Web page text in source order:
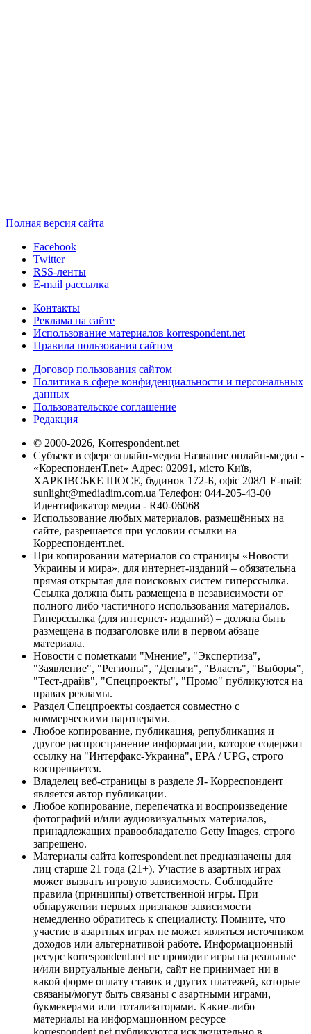
Полная версия сайта
Facebook
Twitter
RSS-ленты
E-mail рассылка
Контакты
Реклама на сайте
Использование материалов korrespondent.net
Правила пользования сайтом
Договор пользования сайтом
Политика в сфере конфиденциальности и персональных
данных
Пользовательское соглашение
Редакция
© 2000-2026, Korrespondent.net
Субъект в сфере онлайн-медиа Название онлайн-медиа -
«КореспонденТ.net» Адрес: 02091, місто Київ,
ХАРКІВСЬКЕ ШОСЕ, будинок 172-Б, офіс 208/1 E-mail:
sunlight@mediadim.com.ua Телефон: 044-205-43-00
Идентификатор медиа - R40-06068
Использование любых материалов, размещённых на
сайте, разрешается при условии ссылки на
Корреспондент.net.
При копировании материалов со страницы «Новости
Украины и мира», для интернет-изданий – обязательна
прямая открытая для поисковых систем гиперссылка.
Ссылка должна быть размещена в независимости от
полного либо частичного использования материалов.
Гиперссылка (для интернет- изданий) – должна быть
размещена в подзаголовке или в первом абзаце
материала.
Новости с пометками "Мнение", "Экспертиза",
"Заявление", "Регионы", "Деньги", "Власть", "Выборы",
"Тест-драйв", "Спецпроекты", "Промо" публикуются на
правах рекламы.
Раздел Спецпроекты создается совместно с
коммерческими партнерами.
Любое копирование, публикация, републикация и
другое распространение информации, которое содержит
ссылку на "Интерфакс-Украина", EPA / UPG, строго
воспрещается.
Владелец веб-страницы в разделе Я- Корреспондент
является автор публикации.
Любое копирование, перепечатка и воспроизведение
фотографий и/или аудиовизуальных материалов,
принадлежащих правообладателю Getty Images, строго
запрещено.
Материалы сайта korrespondent.net предназначены для
лиц старше 21 года (21+). Участие в азартных играх
может вызвать игровую зависимость. Соблюдайте
правила (принципы) ответственной игры. При
обнаружении первых признаков зависимости
немедленно обратитесь к специалисту. Помните, что
участие в азартных играх не может являться источником
доходов или альтернативой работе. Информационный
ресурс korrespondent.net не проводит игры на реальные
и/или виртуальные деньги, сайт не принимает ни в
какой форме оплату ставок и других платежей, которые
связаны/могут быть связаны с азартными играми,
букмекерами или тотализаторами. Какие-либо
материалы на информационном ресурсе
korrespondent.net публикуются исключительно в